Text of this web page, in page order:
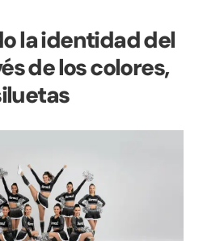
la identidad del
de los colores,